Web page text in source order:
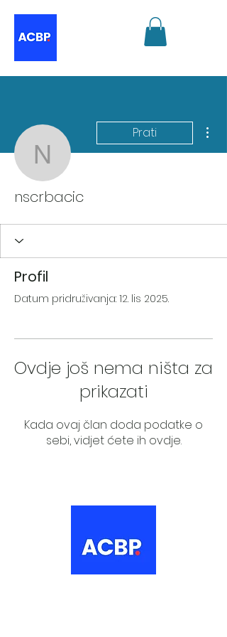
nscrbacic
Prati
nscrbacic
Profil
Datum pridruživanja: 12. lis 2025.
Ovdje još nema ništa za
prikazati
Kada ovaj član doda podatke o
sebi, vidjet ćete ih ovdje.